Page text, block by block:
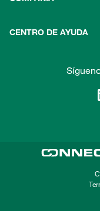
CENTRO DE AYUDA